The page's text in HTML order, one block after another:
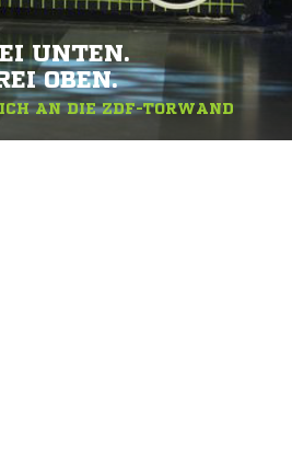
UNTEN.
OBEN.
AN DIE ZDF-TORWAND